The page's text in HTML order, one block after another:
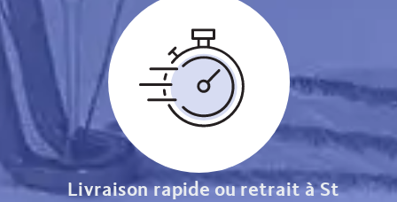
Livraison rapide ou retrait à St